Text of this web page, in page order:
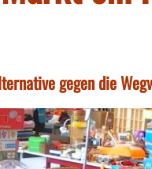
gegen die